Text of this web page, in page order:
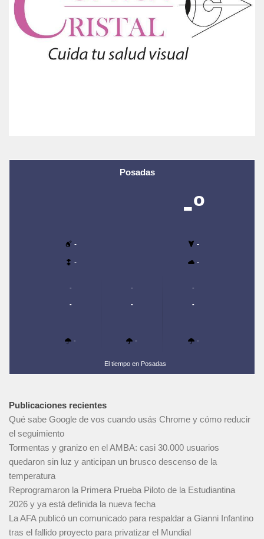
Posadas
-º
- -
- -
-
-
-
-
-
-
-
-
-
El tiempo en Posadas
Publicaciones recientes
Qué sabe Google de vos cuando usás Chrome y cómo reducir
el seguimiento
Tormentas y granizo en el AMBA: casi 30.000 usuarios
quedaron sin luz y anticipan un brusco descenso de la
temperatura
Reprogramaron la Primera Prueba Piloto de la Estudiantina
2026 y ya está definida la nueva fecha
La AFA publicó un comunicado para respaldar a Gianni Infantino
tras el fallido proyecto para privatizar el Mundial